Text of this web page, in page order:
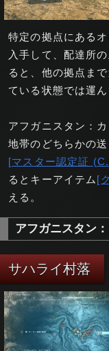
特定の拠点にある
入手して、配達所
ると、他の拠点ま
ている状態では運ん
アフガニスタン：
地帯のどちらかの
[マスター認定証
るとキーアイテム [
える。
アフガニスタン
サハライ村落